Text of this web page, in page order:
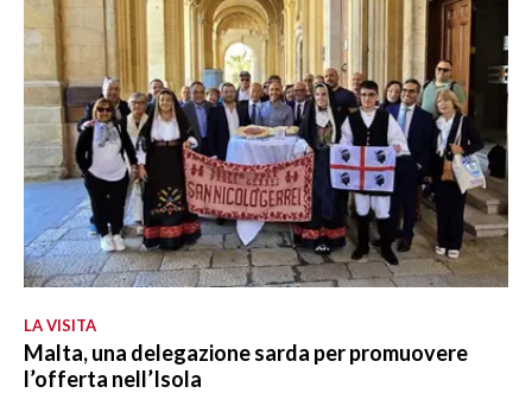
LA VISITA
Malta, una delegazione sarda per promuovere
l’offerta nell’Isola